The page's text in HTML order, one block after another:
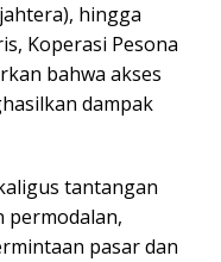
hingga
Koperasi Pesona
bahwa akses
dampak
tantangan
permodalan,
pasar dan